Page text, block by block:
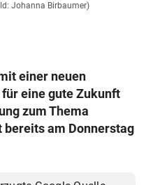
Johanna Birbaumer)
einer neuen
eine gute Zukunft
zum Thema
bereits am Donnerstag